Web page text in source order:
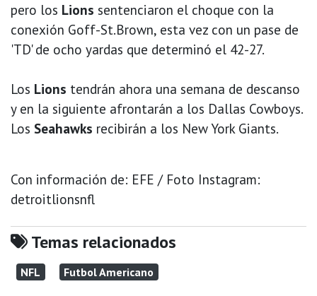
pero los Lions sentenciaron el choque con la
conexión Goff-St.Brown, esta vez con un pase de
'TD' de ocho yardas que determinó el 42-27.
Los Lions tendrán ahora una semana de descanso
y en la siguiente afrontarán a los Dallas Cowboys.
Los Seahawks recibirán a los New York Giants.
Con información de: EFE / Foto Instagram:
detroitlionsnfl
Temas relacionados
NFL Futbol Americano